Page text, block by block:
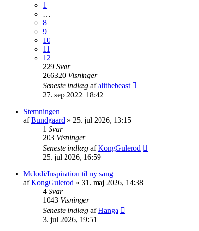
1
…
8
9
10
11
12
229 Svar
266320 Visninger
Seneste indlæg afalithebeast
27. sep 2022, 18:42
Stemningen
afBundgaard » 25. jul 2026, 13:15
1 Svar
203 Visninger
Seneste indlæg afKongGulerod
25. jul 2026, 16:59
Melodi/Inspiration til ny sang
afKongGulerod » 31. maj 2026, 14:38
4 Svar
1043 Visninger
Seneste indlæg afHanga
3. jul 2026, 19:51